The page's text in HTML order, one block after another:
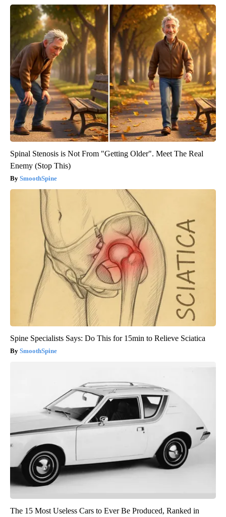
Spinal Stenosis is Not From "Getting Older". Meet The Real
Enemy (Stop This)
SmoothSpine
Spine Specialists Says: Do This for 15min to Relieve Sciatica
SmoothSpine
The 15 Most Useless Cars to Ever Be Produced, Ranked in